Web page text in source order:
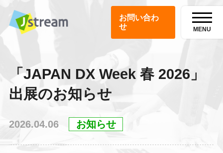
お問い合わ
せ
MENU
「JAPAN DX Week 春 2026」
出展のお知らせ
2026.04.06 お知らせ